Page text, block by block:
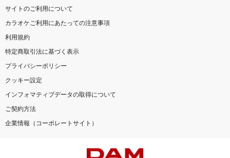
サイトのご利用について
カラオケご利用にあたっての注意事項
利用規約
特定商取引法に基づく表示
プライバシーポリシー
クッキー設定
インフォマティブデータの取得について
ご契約方法
企業情報（コーポレートサイト）